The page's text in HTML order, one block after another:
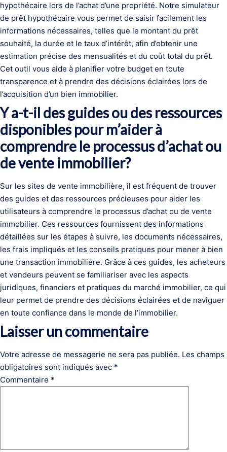
hypothécaire lors de l’achat d’une propriété. Notre simulateur
de prêt hypothécaire vous permet de saisir facilement les
informations nécessaires, telles que le montant du prêt
souhaité, la durée et le taux d’intérêt, afin d’obtenir une
estimation précise des mensualités et du coût total du prêt.
Cet outil vous aide à planifier votre budget en toute
transparence et à prendre des décisions éclairées lors de
l’acquisition d’un bien immobilier.
Y a-t-il des guides ou des ressources
disponibles pour m’aider à
comprendre le processus d’achat ou
de vente immobilier?
Sur les sites de vente immobilière, il est fréquent de trouver
des guides et des ressources précieuses pour aider les
utilisateurs à comprendre le processus d’achat ou de vente
immobilier. Ces ressources fournissent des informations
détaillées sur les étapes à suivre, les documents nécessaires,
les frais impliqués et les conseils pratiques pour mener à bien
une transaction immobilière. Grâce à ces guides, les acheteurs
et vendeurs peuvent se familiariser avec les aspects
juridiques, financiers et pratiques du marché immobilier, ce qui
leur permet de prendre des décisions éclairées et de naviguer
en toute confiance dans le monde de l’immobilier.
Laisser un commentaire
Votre adresse de messagerie ne sera pas publiée. Les champs
obligatoires sont indiqués avec *
Commentaire *